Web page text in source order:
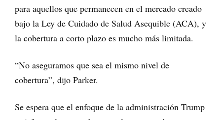
para aquellos que permanecen en el mercado creado
bajo la Ley de Cuidado de Salud Asequible (ACA), y
la cobertura a corto plazo es mucho más limitada.
“No aseguramos que sea el mismo nivel de
cobertura”, dijo Parker.
Se espera que el enfoque de la administración Trump